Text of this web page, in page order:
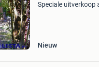
Speciale uitverkoop
Nieuw